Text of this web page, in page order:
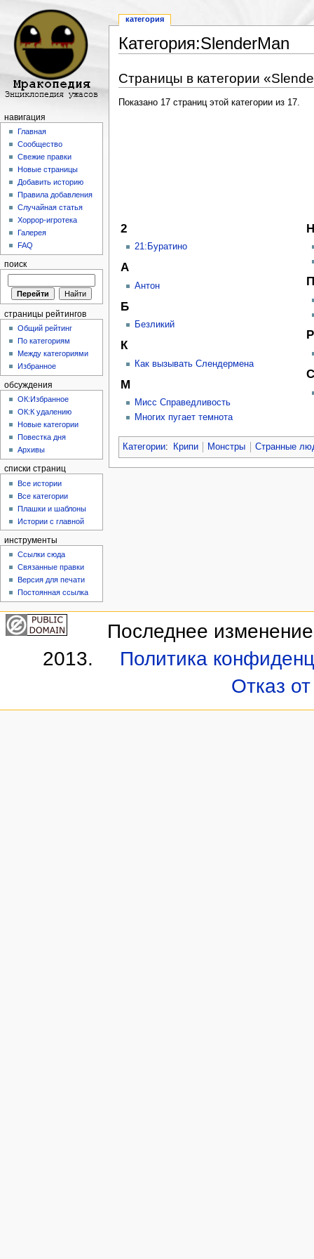
Категория:SlenderMan
Страницы в категории
Показано 17 страниц этой категории из 17.
2
21:Буратино
А
Антон
Б
Безликий
К
Как вызывать Слендермена
М
Мисс Справедливость
Многих пугает темнота
Н
П
Р
С
Категории: Крипи Монстры Странные
категория
навигация
Главная
Сообщество
Свежие правки
Новые страницы
Добавить историю
Правила добавления
Случайная статья
Хоррор-игротека
Галерея
FAQ
поиск
страницы рейтингов
Общий рейтинг
По категориям
Между категориями
Избранное
обсуждения
ОК:Избранное
ОК:К удалению
Новые категории
Повестка дня
Архивы
списки страниц
Все истории
Все категории
Плашки и шаблоны
Истории с главной
инструменты
Ссылки сюда
Связанные правки
Версия для печати
Постоянная ссылка
Последнее
2013.
Политика
Отказ